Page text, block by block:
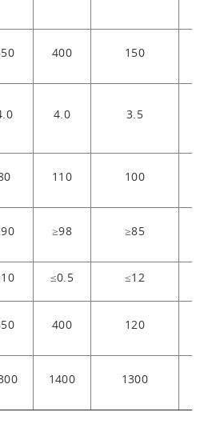
400 150
4.0 3.5
110 100
≥98 ≥85
≤0.5 ≤12
400 120
1400 1300